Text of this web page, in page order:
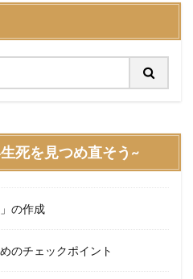
死を見つめ直そう~
の作成
のチェックポイント